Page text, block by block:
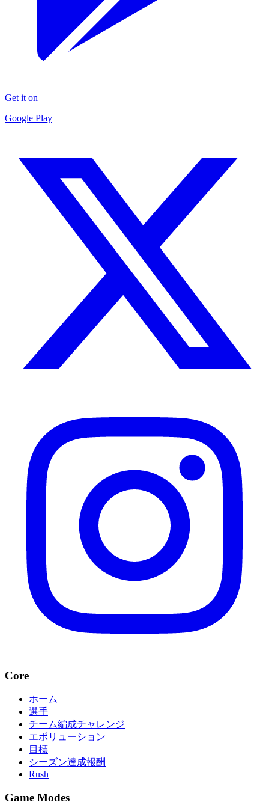
Get it on
Google Play
Core
ホーム
選手
チーム編成チャレンジ
エボリューション
目標
シーズン達成報酬
Rush
Game Modes